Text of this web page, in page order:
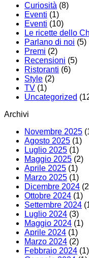
Curiosità (8)
Eventi (1)
Eventi (10)
Le ricette dello
Parlano di noi (5)
Premi (2)
Recensioni (5)
Ristoranti (6)
Style (2)
TV (1)
Uncategorized
Archivi
Novembre 2025
Agosto 2025 (1)
Luglio 2025 (1)
Maggio 2025 (2)
Aprile 2025 (1)
Marzo 2025 (1)
Dicembre 2024
Ottobre 2024 (1)
Settembre 2024
Luglio 2024 (3)
Maggio 2024 (1)
Aprile 2024 (1)
Marzo 2024 (2)
Febbraio 2024 (1)